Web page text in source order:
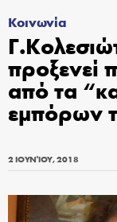
Κοινωνία
προξενεί
από τα
εμπόρων
2 ΙΟΥΝΊΟΥ, 2018